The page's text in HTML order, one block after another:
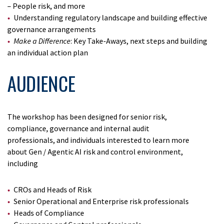
– People risk, and more
Understanding regulatory landscape and building effective
governance arrangements
Make a Difference: Key Take-Aways, next steps and building
an individual action plan
AUDIENCE
The workshop has been designed for senior risk,
compliance, governance and internal audit
professionals, and individuals interested to learn more
about Gen / Agentic AI risk and control environment,
including
CROs and Heads of Risk
Senior Operational and Enterprise risk professionals
Heads of Compliance